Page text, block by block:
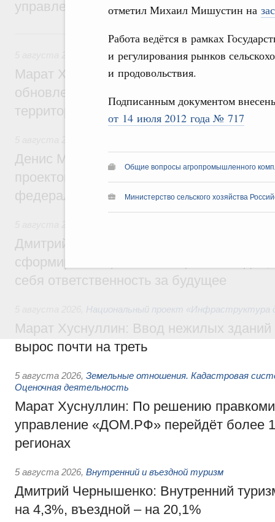
отметил Михаил Мишустин на
Работа ведётся в рамках
и регулирования рынков
и продовольствия.
Подписанным документом
от 14 июля 2012 года № 717
Общие вопросы агропромышленного
Министерство сельского хозяйства
управления научно-технологическим
Вчера
Жилищно-коммунальное хозяйство
Марат Хуснуллин: Более 4,3 тыс.
обновлено в России при участии Фонда
территорий
Денис Мантуров провёл совещание по
проектов института кураторства в
федеральном округе
Дмитрий Чернышенко: Всемирный
сформировал целое сообщество людей,
себя ответственность за будущее
Национальный проект «Инфраструктура
Марат Хуснуллин: Ввод нежилых зданий
вырос почти на треть
5 августа 2026, Земельные отношения. Кадастровая
Оценочная деятельность
Марат Хуснуллин: По решению
управление «ДОМ.РФ» перейдёт более
регионах
5 августа 2026, Внутренний и въездной туризм
Дмитрий Чернышенко: Внутренний
на 4,3%, въездной – на 20,1%